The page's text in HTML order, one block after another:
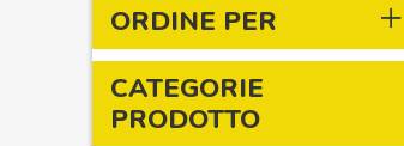
ORDINE PER
CATEGORIE
PRODOTTO